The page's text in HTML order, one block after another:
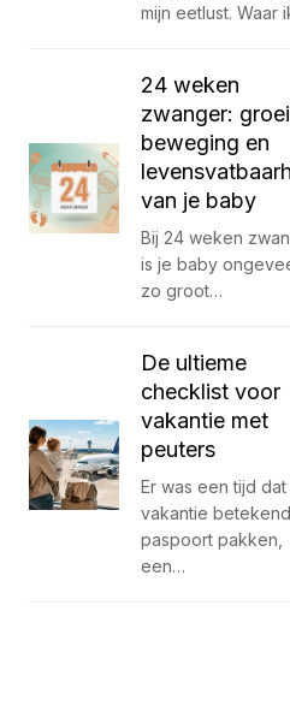
mijn eetlust. Waar
24 weken
zwanger:
beweging en
van je baby
Bij 24 weken
is je baby
zo groot…
De ultieme
checklist voor
vakantie met
peuters
Er was een tijd dat
vakantie
paspoort pakken,
een…